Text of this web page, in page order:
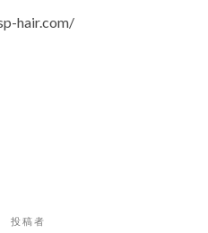
hair.com/
投稿者